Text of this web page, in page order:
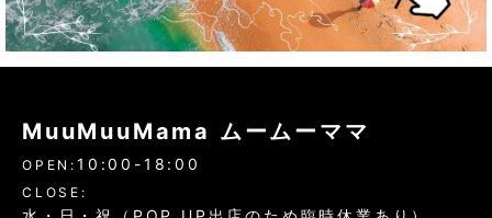
MuuMuuMama ムームーママ
OPEN: 10:00-18:00
CLOSE: